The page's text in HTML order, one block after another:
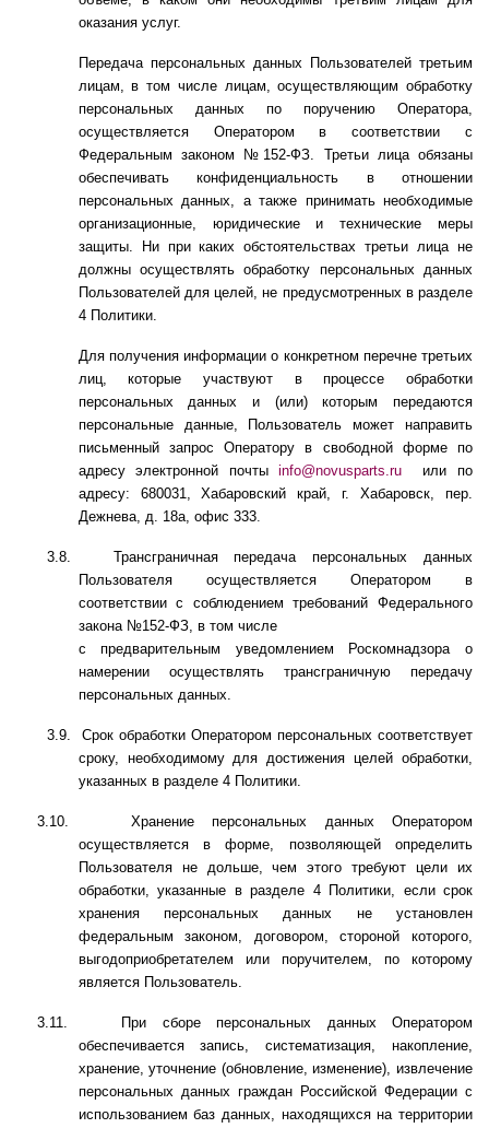
оказания услуг.
Передача персональных данных Пользователей третьим
лицам, в том числе лицам, осуществляющим обработку
персональных данных по поручению Оператора,
осуществляется Оператором в соответствии с
Федеральным законом №152-ФЗ. Третьи лица обязаны
обеспечивать конфиденциальность в отношении
персональных данных, а также принимать необходимые
организационные, юридические и технические меры
защиты. Ни при каких обстоятельствах третьи лица не
должны осуществлять обработку персональных данных
Пользователей для целей, не предусмотренных в разделе
4 Политики.
Для получения информации о конкретном перечне третьих
лиц, которые участвуют в процессе обработки
персональных данных и (или) которым передаются
персональные данные, Пользователь может направить
письменный запрос Оператору в свободной форме по
адресу электронной почтыinfo@novusparts.ru или по
адресу: 680031, Хабаровский край, г. Хабаровск, пер.
Дежнева, д. 18а, офис 333.
3.8.
Трансграничная передача персональных данных
Пользователя осуществляется Оператором в
соответствии с соблюдением требований Федерального
закона №152-ФЗ, в том числе
с предварительным уведомлением Роскомнадзора о
намерении осуществлять трансграничную передачу
персональных данных.
3.9.
Срок обработки Оператором персональных соответствует
сроку, необходимому для достижения целей обработки,
указанных в разделе 4 Политики.
3.10.
Хранение персональных данных Оператором
осуществляется в форме, позволяющей определить
Пользователя не дольше, чем этого требуют цели их
обработки, указанные в разделе 4 Политики, если срок
хранения персональных данных не установлен
федеральным законом, договором, стороной которого,
выгодоприобретателем или поручителем, по которому
является Пользователь.
3.11.
При сборе персональных данных Оператором
обеспечивается запись, систематизация, накопление,
хранение, уточнение (обновление, изменение), извлечение
персональных данных граждан Российской Федерации с
использованием баз данных, находящихся на территории